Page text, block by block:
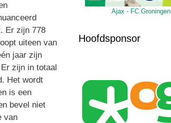
Er zijn 778
uiteen van
jaar zijn
zijn in totaal
Het wordt
is een
bevel niet
van
Ajax - FC Groningen
Hoofdsponsor